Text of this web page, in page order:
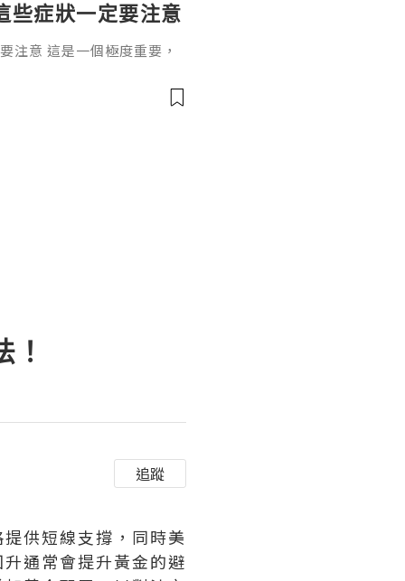
些症狀一定要注意
注意 這是一個極度重要，
了12週，進入孕中期（4~
追蹤
供短線支撐，同時美
通常會提升黃金的避